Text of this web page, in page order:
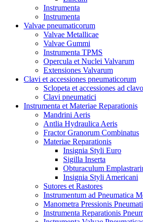
Instrumenta
Instrumenta
Valvae pneumaticorum
Valvae Metallicae
Valvae Gummi
Instrumenta TPMS
Opercula et Nuclei Valvarum
Extensiones Valvarum
Clavi et accessiones pneumaticorum
Sclopeta et accessiones ad
Clavi pneumatici
Instrumenta et Materiae Reparationis
Mandrini Aeris
Antlia Hydraulica Aeris
Fractor Granorum Combinatus
Materiae Reparationis
Insignia Styli Euro
Sigilla Inserta
Obturaculum
Insignia Styli Americani
Sutores et Rastores
Instrumentum ad Pneumatica
Manometra Pressionis
Instrumenta Reparationis